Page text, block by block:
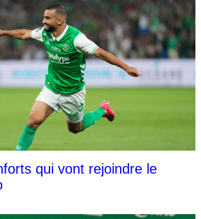
qui vont rejoindre le